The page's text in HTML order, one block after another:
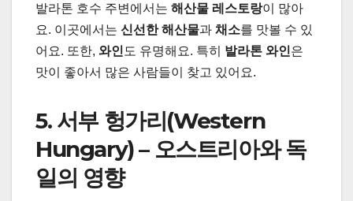
발라톤 호수 주변에서는 해산물 레스토랑이 많아
요. 이곳에서는 신선한 해산물과 채소를 맛볼 수 있
어요. 또한, 와인 도 유명해요. 특히 발라톤 와인은
맛이 좋아서 많은 사람들이 찾고 있어요.
5. 서부 헝가리(Western
Hungary) – 오스트리아와 독
일의 영향